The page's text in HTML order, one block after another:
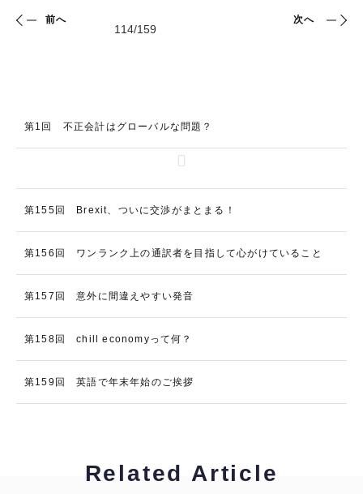
前へ 次へ
第1回 不正会計はグローバルな問題？
第155回 Brexit、ついに交渉がまとまる！
第156回 ワンランク上の通訳者を目指して心がけていること
第157回 意外に間違えやすい発音
第158回 chill economyって何？
第159回 英語で年末年始のご挨拶
Related Article